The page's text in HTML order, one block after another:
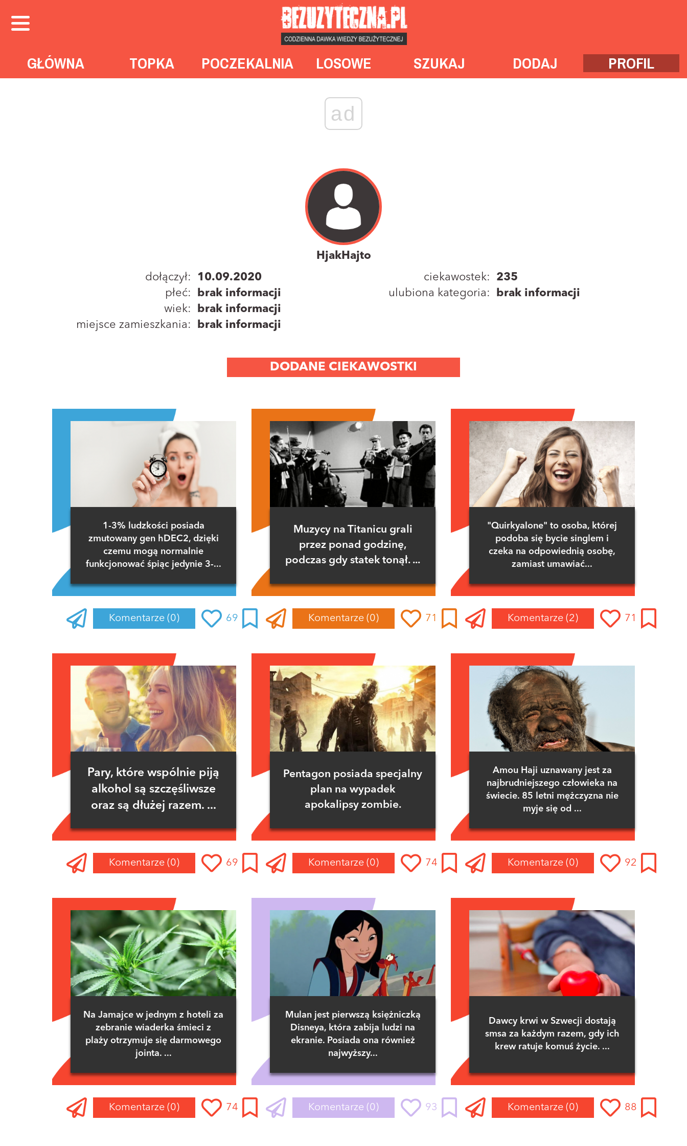
GŁÓWNA TOPKA POCZEKALNIA LOSOWE SZUKAJ DODAJ PROFIL
ad
HjakHajto
dołączył:
10.09.2020
płeć:
brak informacji
wiek:
brak informacji
miejsce zamieszkania:
brak informacji
ciekawostek:
235
ulubiona kategoria:
brak informacji
DODANE CIEKAWOSTKI
1-3% ludzkości posiada
zmutowany gen hDEC2, dzięki
czemu mogą normalnie
funkcjonować śpiąc jedynie 3-...
Komentarze (0) 69
Muzycy na Titanicu grali
przez ponad godzinę,
podczas gdy statek tonął. ...
Komentarze (0) 71
"Quirkyalone" to osoba, której
podoba się bycie singlem i
czeka na odpowiednią osobę,
zamiast umawiać...
Komentarze (2) 71
Pary, które wspólnie piją
alkohol są szczęśliwsze
oraz są dłużej razem. ...
Komentarze (0) 69
Pentagon posiada specjalny
plan na wypadek
apokalipsy zombie.
Komentarze (0) 74
Amou Haji uznawany jest za
najbrudniejszego człowieka na
świecie. 85 letni mężczyzna nie
myje się od ...
Komentarze (0) 92
Na Jamajce w jednym z hoteli za
zebranie wiaderka śmieci z
plaży otrzymuje się darmowego
jointa. ...
Komentarze (0) 74
Mulan jest pierwszą księżniczką
Disneya, która zabija ludzi na
ekranie. Posiada ona również
najwyższy...
Komentarze (0) 93
Dawcy krwi w Szwecji dostają
smsa za każdym razem, gdy ich
krew ratuje komuś życie. ...
Komentarze (0) 88